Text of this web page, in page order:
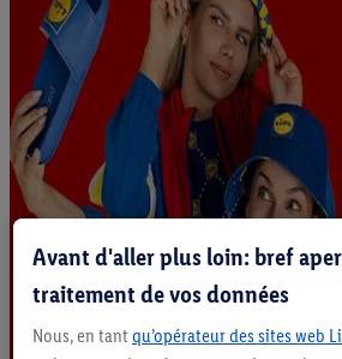
Avant d'aller plus loin: bref
traitement de vos données
Nous, en tant qu’opérateur des sites web